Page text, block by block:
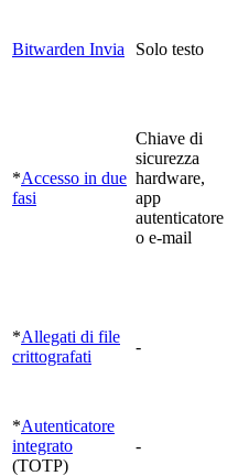
Bitwarden Invia Solo testo
*Accesso in due
fasi
Chiave di
sicurezza
hardware,
app
autenticatore
o e-mail
*Allegati di file
crittografati
-
*Autenticatore
integrato
(TOTP)
-